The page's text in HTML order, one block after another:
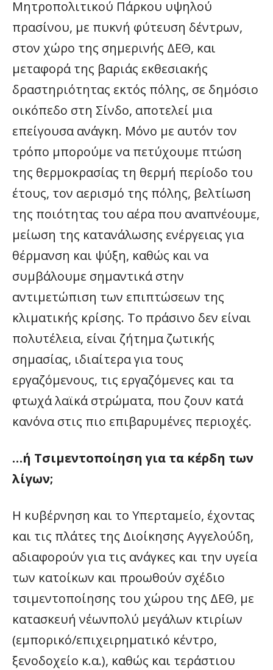
Μητροπολιτικού Πάρκου υψηλού
πρασίνου, με πυκνή φύτευση δέντρων,
στον χώρο της σημερινής ΔΕΘ, και
μεταφορά της βαριάς εκθεσιακής
δραστηριότητας εκτός πόλης, σε δημόσιο
οικόπεδο στη Σίνδο, αποτελεί μια
επείγουσα ανάγκη. Μόνο με αυτόν τον
τρόπο μπορούμε να πετύχουμε πτώση
της θερμοκρασίας τη θερμή περίοδο του
έτους, τον αερισμό της πόλης, βελτίωση
της ποιότητας του αέρα που αναπνέουμε,
μείωση της κατανάλωσης ενέργειας για
θέρμανση και ψύξη, καθώς και να
συμβάλουμε σημαντικά στην
αντιμετώπιση των επιπτώσεων της
κλιματικής κρίσης. Το πράσινο δεν είναι
πολυτέλεια, είναι ζήτημα ζωτικής
σημασίας, ιδιαίτερα για τους
εργαζόμενους, τις εργαζόμενες και τα
φτωχά λαϊκά στρώματα, που ζουν κατά
κανόνα στις πιο επιβαρυμένες περιοχές.
…ή Τσιμεντοποίηση για τα κέρδη των
λίγων;
Η κυβέρνηση και το Υπερταμείο, έχοντας
και τις πλάτες της Διοίκησης Αγγελούδη,
αδιαφορούν για τις ανάγκες και την υγεία
των κατοίκων και προωθούν σχέδιο
τσιμεντοποίησης του χώρου της ΔΕΘ, με
κατασκευή νέωνπολύ μεγάλων κτιρίων
(εμπορικό/επιχειρηματικό κέντρο,
ξενοδοχείο κ.α.), καθώς και τεράστιου